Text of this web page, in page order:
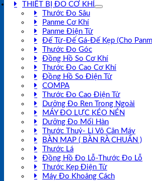
THIẾT BỊ ĐO CƠ KHÍ
Thước Đo Sâu
Panme Cơ Khí
Panme Điện Tử
Đế Từ-Đế Gá-Đế Kẹp (Cho
Thước Đo Góc
Đồng Hồ So Cơ Khí
Thước Đo Cao Cơ Khí
Đồng Hồ So Điện Tử
COMPA
Thước Đo Cao Điện Tử
Dưỡng Đo Ren Trong Ngoài
MÁY ĐO LỰC KÉO NÉN
Dưỡng Đo Mối Hàn
Thước Thuỷ- Li Vô Cân Máy
BÀN MAP ( BÀN RÀ CHUẨN )
Thước Lá
Đồng Hồ Đo Lỗ-Thước Đo Lỗ
Thước Kẹp Điện Tử
Máy Đo Khoảng Cách